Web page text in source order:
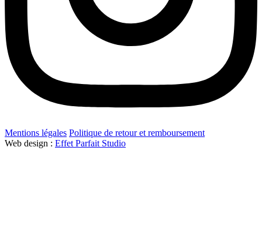
Mentions légales Politique de retour et remboursement
Web design : Effet Parfait Studio